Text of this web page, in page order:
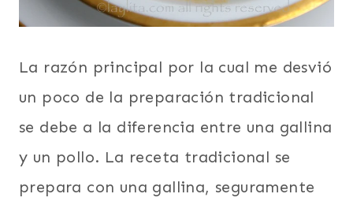
La razón principal por la cual me desvió
un poco de la preparación tradicional
se debe a la diferencia entre una gallina
y un pollo. La receta tradicional se
prepara con una gallina, seguramente